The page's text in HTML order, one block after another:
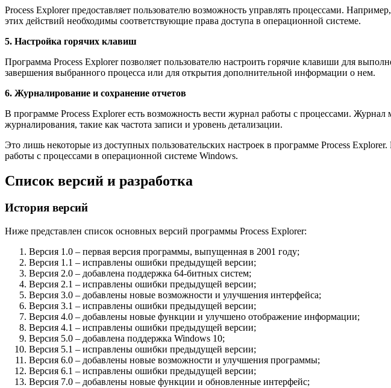
Process Explorer предоставляет пользователю возможность управлять процессами.
этих действий необходимы соответствующие права доступа в операционной системе.
5. Настройка горячих клавиш
Программа Process Explorer позволяет пользователю настроить горячие клавиши для
завершения выбранного процесса или для открытия дополнительной информации о нем.
6. Журналирование и сохранение отчетов
В программе Process Explorer есть возможность вести журнал работы с процессами.
журналирования, такие как частота записи и уровень детализации.
Это лишь некоторые из доступных пользовательских настроек в программе Process
работы с процессами в операционной системе Windows.
Список версий и разработка
История версий
Ниже представлен список основных версий программы Process Explorer:
Версия 1.0 – первая версия программы, выпущенная в 2001 году;
Версия 1.1 – исправлены ошибки предыдущей версии;
Версия 2.0 – добавлена поддержка 64-битных систем;
Версия 2.1 – исправлены ошибки предыдущей версии;
Версия 3.0 – добавлены новые возможности и улучшения интерфейса;
Версия 3.1 – исправлены ошибки предыдущей версии;
Версия 4.0 – добавлены новые функции и улучшено отображение информации;
Версия 4.1 – исправлены ошибки предыдущей версии;
Версия 5.0 – добавлена поддержка Windows 10;
Версия 5.1 – исправлены ошибки предыдущей версии;
Версия 6.0 – добавлены новые возможности и улучшения программы;
Версия 6.1 – исправлены ошибки предыдущей версии;
Версия 7.0 – добавлены новые функции и обновленные интерфейс;